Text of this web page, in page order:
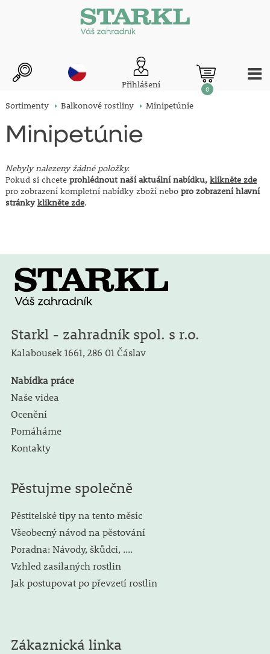
Přihlášení 0
Sortimenty Balkonové rostliny Minipetúnie
Minipetúnie
Nebyly nalezeny žádné položky.
Pokud si chcete prohlédnout naší aktuální nabídku, klikněte zde
pro zobrazení kompletní nabídky zboží nebo pro zobrazení hlavní
stránkyklikněte zde.
Starkl - zahradník spol. s r.o.
Kalabousek 1661, 286 01 Čáslav
Nabídka práce
Naše videa
Ocenění
Pomáháme
Kontakty
Pěstujme společně
Pěstitelské tipy na tento měsíc
Všeobecný návod na pěstování
Poradna: Návody, škůdci, ....
Vzhled zasílaných rostlin
Jak postupovat po převzetí rostlin
Zákaznická linka